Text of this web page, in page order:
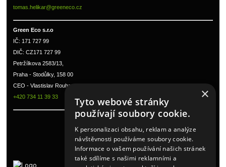
tomas.helikar@greeneco.cz
Green Eco s.r.o
IČ: 171 727 99
DIČ: CZ171 727 99
Petržílkova 2583/13,
Praha - Stodůlky, 158 00
CEO - Vlastislav Rouha ml.
+420 734 11 39 33
×
Tyto webové stránky
používají soubory cookie.
K personalizaci obsahu, reklam a analýze
návštěvnosti používáme soubory cookie.
Informace o vašem používání našich stránek
také sdílíme s našimi reklamními a